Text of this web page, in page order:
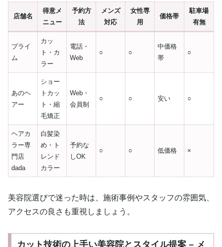
店舗名
得意メ
ニュー
予約方
法
メンズ
対応
女性専
用
価格帯
駐車場
有無
プライ
ム
カッ
ト・カ
ラー
電話・
Web
○ ○
中価格
帯
○
あのヘ
アー
ショー
トカッ
ト・縮
毛矯正
Web・
会員制
○ ○ 安い ○
ヘアカ
ラー専
門店
dada
白髪染
め・ト
レンド
カラー
予約な
しOK
○ ○ 低価格 ×
美容院選びで迷った時は、施術事例やスタッフの雰囲気、
アクセスの良さも重視しましょう。
カット技術の上手い美容院とスタイル提案 – メ